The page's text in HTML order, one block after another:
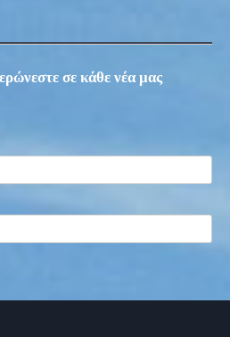
σε κάθε νέα μας